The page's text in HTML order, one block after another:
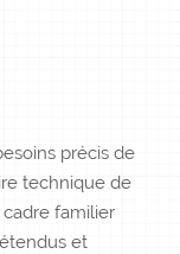
précis de
technique de
familier
et